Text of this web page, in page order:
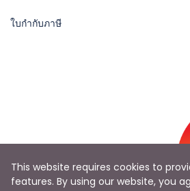
ใบกำกับภาษี
Follow Us
This website requires cookies to
features. By using our website, you